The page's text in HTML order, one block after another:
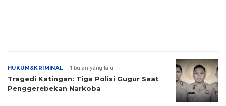
HUKUM&KRIMINAL 1 bulan yang lalu
Tragedi Katingan: Tiga Polisi Gugur Saat
Penggerebekan Narkoba